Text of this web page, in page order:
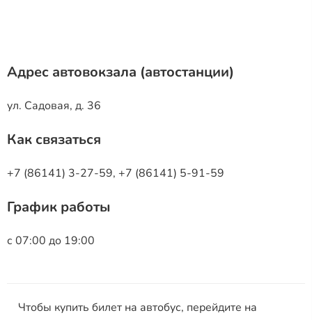
Адрес автовокзала (автостанции)
ул. Садовая, д. 36
Как связаться
+7 (86141) 3-27-59, +7 (86141) 5-91-59
График работы
с 07:00 до 19:00
Чтобы купить билет на автобус, перейдите на